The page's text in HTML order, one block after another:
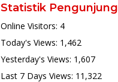
Statistik Pengunjung
Online Visitors: 4
Today's Views: 1,462
Yesterday's Views: 1,607
Last 7 Days Views: 11,322